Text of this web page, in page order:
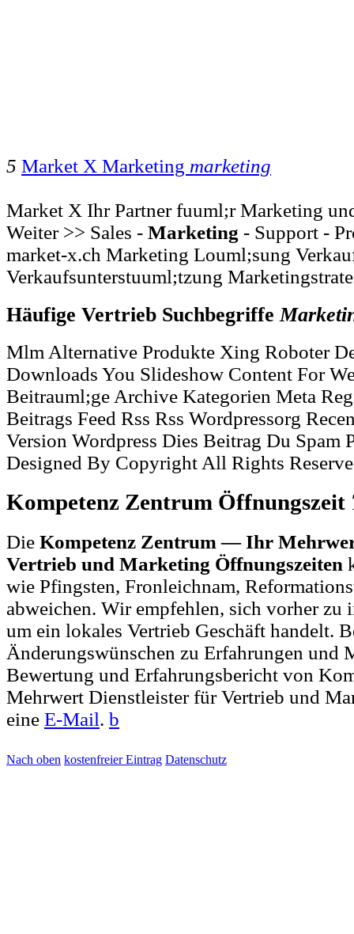
5 Market X Marketing marketing
Market X Ihr Partner fuuml;r Marketing
Weiter >> Sales - Marketing - Support -
market-x.ch Marketing Louml;sung
Verkaufsunterstuuml;tzung
Häufige Vertrieb Suchbegriffe
Mlm Alternative Produkte Xing Roboter
Downloads You Slideshow Content For
Beitrauml;ge Archive Kategorien Meta
Beitrags Feed Rss Rss Wordpressorg
Version Wordpress Dies Beitrag Du
Designed By Copyright All Rights
Kompetenz Zentrum Öffnungszeit
Die Kompetenz Zentrum — Ihr
Vertrieb und Marketing Öffnungszeiten
wie Pfingsten, Fronleichnam,
abweichen. Wir empfehlen, sich vorher zu
um ein lokales Vertrieb Geschäft handelt.
Änderungswünschen zu Erfahrungen und
Bewertung und Erfahrungsbericht von
Mehrwert Dienstleister für Vertrieb und
eine E-Mail. b
Nach oben kostenfreier Eintrag Datenschutz